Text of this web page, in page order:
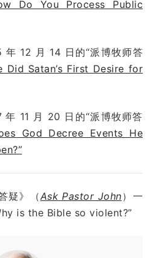
Do You Process Public
12 月 14 日的“派博牧师答
Did Satan’s First Desire for
11 月 20 日的“派博牧师答
God Decree Events He
疑》（Ask Pastor John）一
is the Bible so violent?”